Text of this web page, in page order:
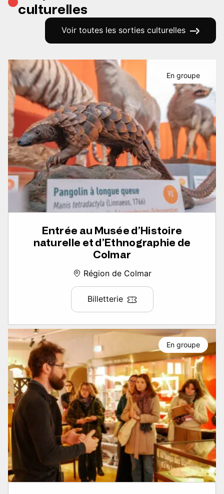
culturelles
Voir toutes les sorties culturelles
Entrée au Musée d’Histoire
naturelle et d’Ethnographie de
Colmar
Région de Colmar
Billetterie
En groupe
En groupe